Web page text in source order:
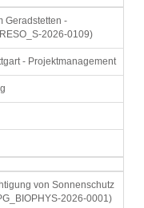
Geradstetten -
2026-0109)
- Projektmanagement
von Sonnenschutz
2026-0001)